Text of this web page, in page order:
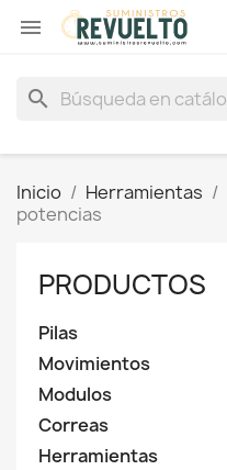

search
Inicio Herramientas
potencias
PRODUCTOS
Pilas
Movimientos
Modulos
Correas
Herramientas